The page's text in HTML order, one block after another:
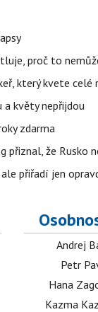
proč to
který kvete celé
květy nepřijdou
zdarma
přiznal, že Rusko
přiřadí jen
Andrej
Petr
Hana
Kazma